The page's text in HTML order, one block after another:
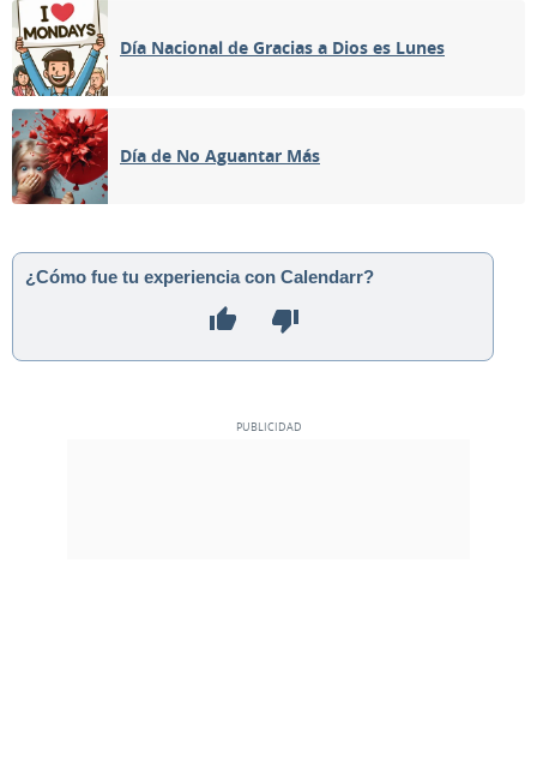
Día Nacional de Gracias a Dios es Lunes
Día de No Aguantar Más
¿Cómo fue tu experiencia con Calendarr?